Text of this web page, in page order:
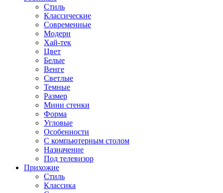
Стиль
Классические
Современные
Модерн
Хай-тек
Цвет
Белые
Венге
Светлые
Темные
Размер
Мини стенки
Форма
Угловые
Особенности
С компьютерным столом
Назначение
Под телевизор
Прихожие
Стиль
Классика